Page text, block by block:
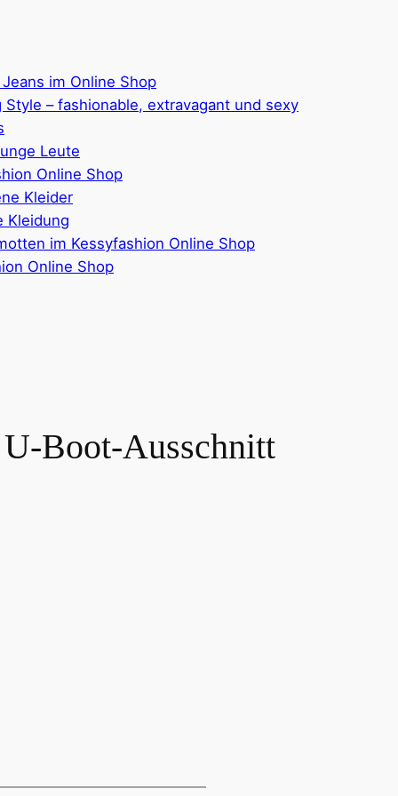
im Online Shop
Style – fashionable, extravagant und sexy
Leute
Online Shop
Kleider
Kleidung
im Kessyfashion Online Shop
Online Shop
Boot-Ausschnitt